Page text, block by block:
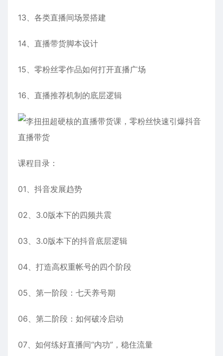
13、各类直播间场景搭建
14、直播带货脚本设计
15、零粉丝零作品如何打开直播广场
16、直播推荐机制的底层逻辑
课程目录：
01、抖音发展趋势
02、3.0版本下的四频共震
03、3.0版本下的抖音底层逻辑
04、打造高权重帐号的四个阶段
05、第一阶段：七天养号期
06、第二阶段：如何破冷启动
07、如何练好直播间“内功”，稳住流量